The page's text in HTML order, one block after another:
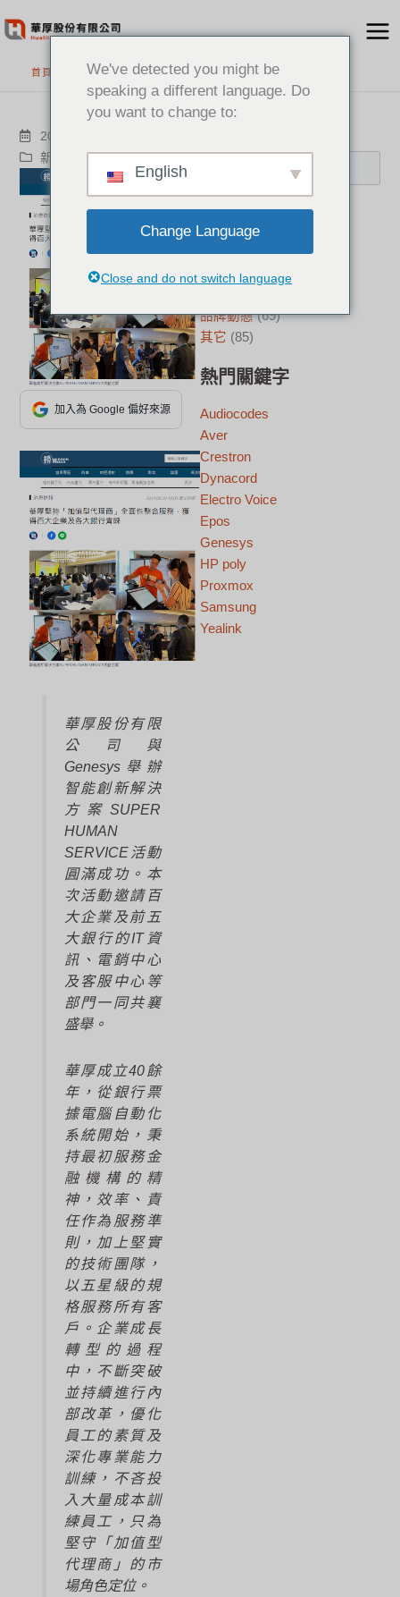
至
首頁 最新消息
2023-08-11
新聞中心
Genesys
加入為 Google 偏好來源
華厚股份有限
公司與
Genesys舉辦
智能創新解決
方案SUPER
HUMAN
SERVICE活動
圓滿成功。本
次活動邀請百
大企業及前五
大銀行的IT資
訊、電銷中心
及客服中心等
部門一同共襄
盛舉。
華厚成立40餘
年，從銀行票
據電腦自動化
系統開始，秉
持最初服務金
融機構的精
神，效率、責
任作為服務準
則，加上堅實
的技術團隊，
以五星級的規
格服務所有客
戶。企業成長
轉型的過程
中，不斷突破
並持續進行內
部改革，優化
員工的素質及
深化專業能力
訓練，不吝投
入大量成本訓
練員工，只為
堅守「加值型
代理商」的市
場角色定位。
搜尋
分類
新聞中心(21)
成功案例
品牌動態(69)
其它 (85)
熱門關鍵字
Audiocodes
Aver
Crestron
Dynacord
Electro Voice
Epos
Genesys
HP poly
Proxmox
Samsung
Yealink
We've detected you might be
speaking a different language. Do
you want to change to:
English
Change Language
Close and do not switch language